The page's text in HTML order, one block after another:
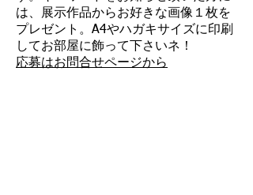
は、展示作品からお好きな画像１枚を
プレゼント。A4やハガキサイズに印刷
してお部屋に飾って下さいネ！​
応募はお問合せページから